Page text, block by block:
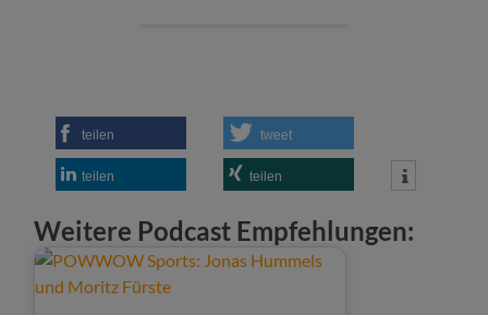
teilen tweet
teilen teilen
Weitere Podcast Empfehlungen: